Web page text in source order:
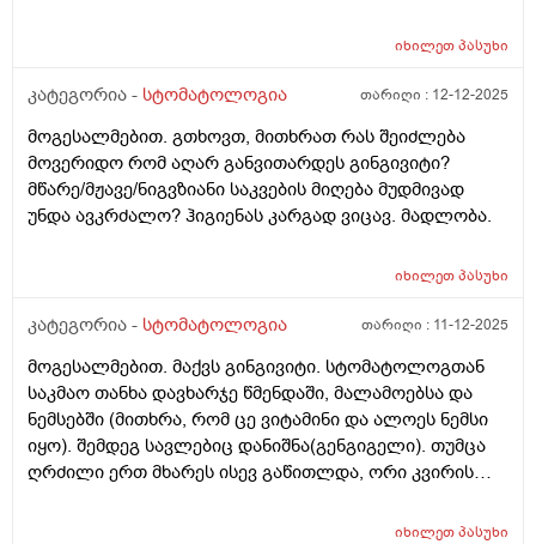
იხილეთპასუხი
კატეგორია - სტომატოლოგია თარიღი : 12-12-2025
მოგესალმებით. გთხოვთ, მითხრათ რას შეიძლება
მოვერიდო რომ აღარ განვითარდეს გინგივიტი?
მწარე/მჟავე/ნიგვზიანი საკვების მიღება მუდმივად
უნდა ავკრძალო? ჰიგიენას კარგად ვიცავ. მადლობა.
იხილეთპასუხი
კატეგორია - სტომატოლოგია თარიღი : 11-12-2025
მოგესალმებით. მაქვს გინგივიტი. სტომატოლოგთან
საკმაო თანხა დავხარჯე წმენდაში, მალამოებსა და
ნემსებში (მითხრა, რომ ცე ვიტამინი და ალოეს ნემსი
იყო). შემდეგ სავლებიც დანიშნა(გენგიგელი). თუმცა
ღრძილი ერთ მხარეს ისევ გაწითლდა, ორი კვირის
იხილეთპასუხი